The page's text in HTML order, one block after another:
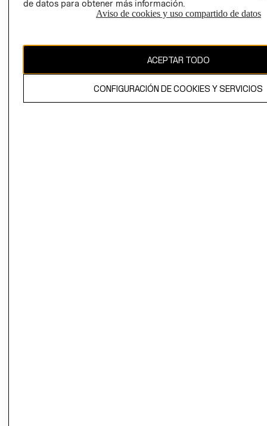
Chile ($)
de datos para obtener más información.
Aviso de cookies y uso compartido de datos
ACEPTAR TODO
CONFIGURACIÓN DE COOKIES Y SERVICIOS